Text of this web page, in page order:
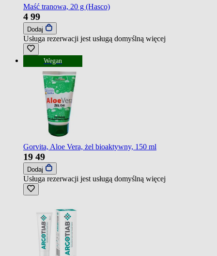
Maść tranowa, 20 g (Hasco)
4 99
Dodaj
Usługa rezerwacji jest usługą domyślną więcej
Wegan
Gorvita, Aloe Vera, żel bioaktywny, 150 ml
19 49
Dodaj
Usługa rezerwacji jest usługą domyślną więcej